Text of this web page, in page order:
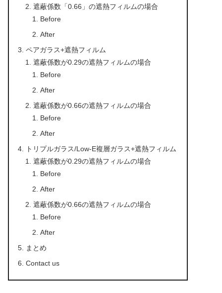
遮蔽係数「0.66」の遮熱フィルムの場合
Before
After
ペアガラス+遮熱フィルム
遮蔽係数が0.29の遮熱フィルムの場合
Before
After
遮蔽係数が0.66の遮熱フィルムの場合
Before
After
トリプルガラス/Low-E複層ガラス+遮熱フィルム
遮蔽係数が0.29の遮熱フィルムの場合
Before
After
遮蔽係数が0.66の遮熱フィルムの場合
Before
After
まとめ
Contact us